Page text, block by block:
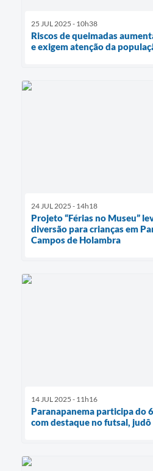
25 JUL 2025 - 10h38
Riscos de queimadas
e exigem atenção da
24 JUL 2025 - 14h18
Projeto “Férias no Museu”
diversão para crianças em
Campos de Holambra
14 JUL 2025 - 11h16
Paranapanema participa do
com destaque no futsal, judô